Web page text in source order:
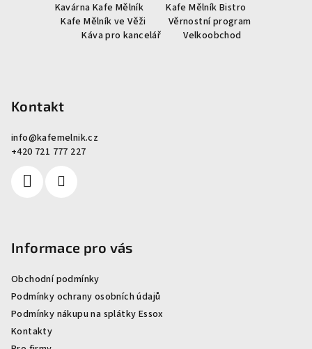
Kavárna Kafe Mělník
Kafe Mělník Bistro
Kafe Mělník ve Věži
Věrnostní program
Káva pro kancelář
Velkoobchod
Kontakt
info@kafemelnik.cz
+420 721 777 227
Informace pro vás
Obchodní podmínky
Podmínky ochrany osobních údajů
Podmínky nákupu na splátky Essox
Kontakty